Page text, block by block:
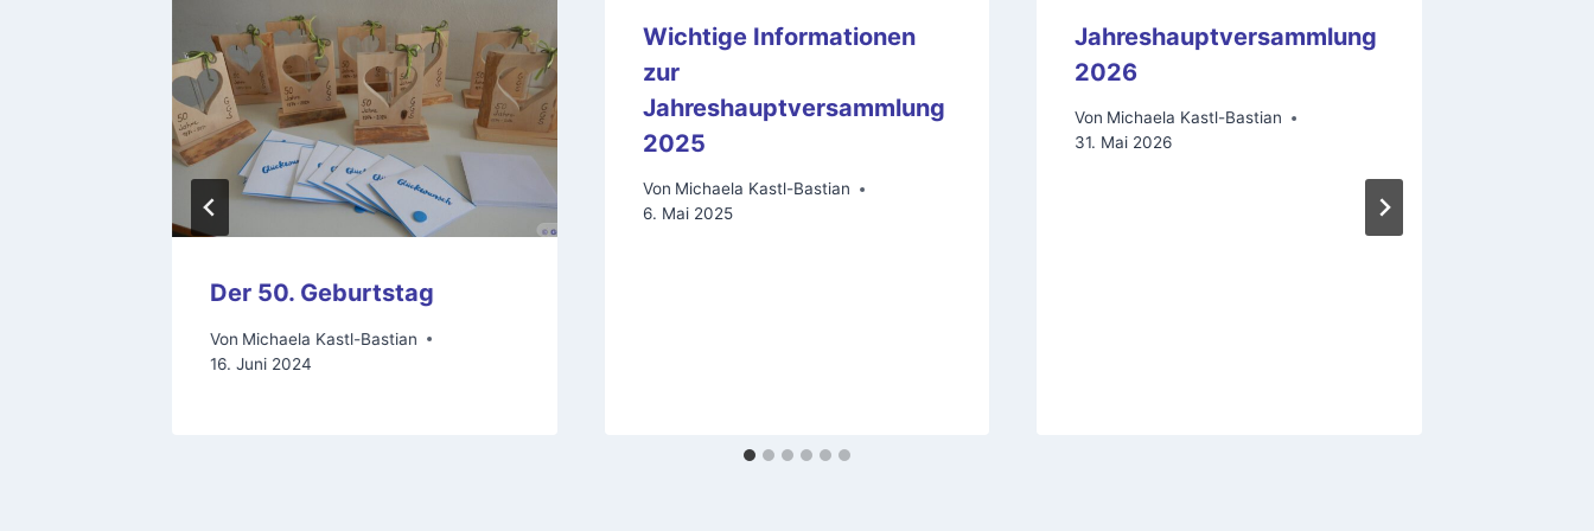
Der 50. Geburtstag
Von Michaela Kastl-Bastian
16. Juni 2024
Wichtige Informationen
zur
Jahreshauptversammlung
2025
Von Michaela Kastl-Bastian
6. Mai 2025
Jahreshauptversammlung
2026
Von Michaela Kastl-Bastian
31. Mai 2026